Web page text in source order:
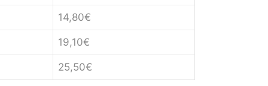
14,80€
19,10€
25,50€